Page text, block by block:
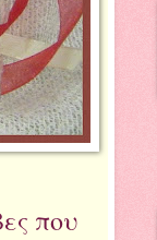
που